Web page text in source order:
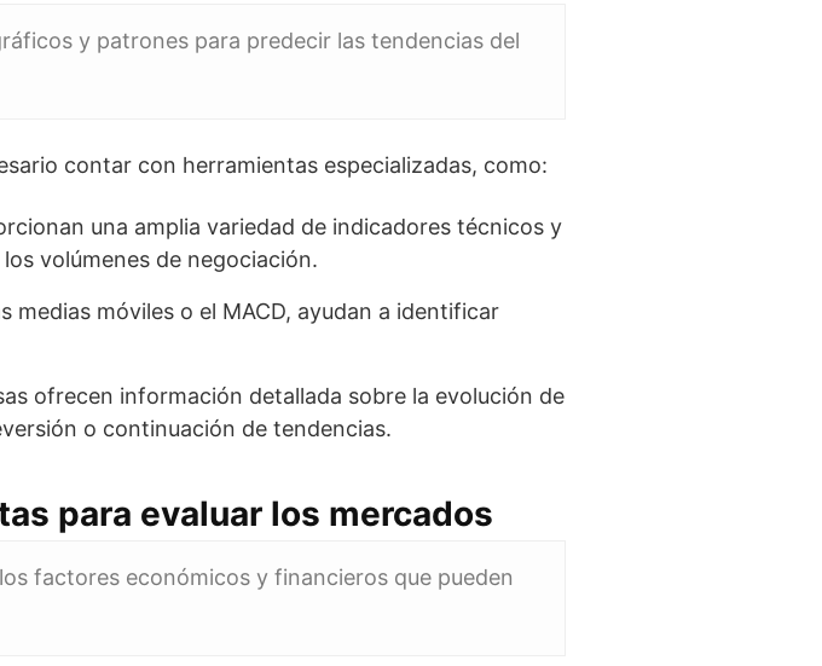
y patrones para predecir las tendencias del
contar con herramientas especializadas, como:
una amplia variedad de indicadores técnicos y
volúmenes de negociación.
medias móviles o el MACD, ayudan a identificar
ofrecen información detallada sobre la evolución de
o continuación de tendencias.
para evaluar los mercados
factores económicos y financieros que pueden